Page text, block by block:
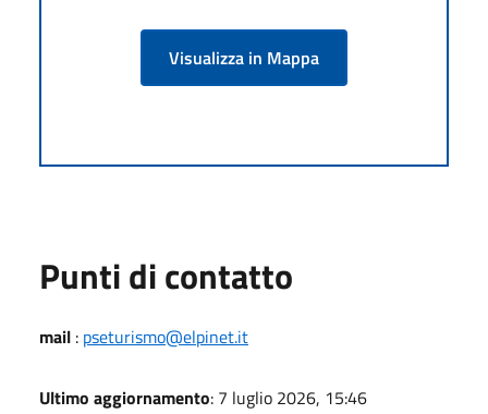
Visualizza in Mappa
Punti di contatto
mail : pseturismo@elpinet.it
Ultimo aggiornamento: 7 luglio 2026, 15:46